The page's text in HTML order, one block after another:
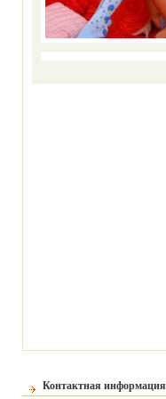
Контактная информация